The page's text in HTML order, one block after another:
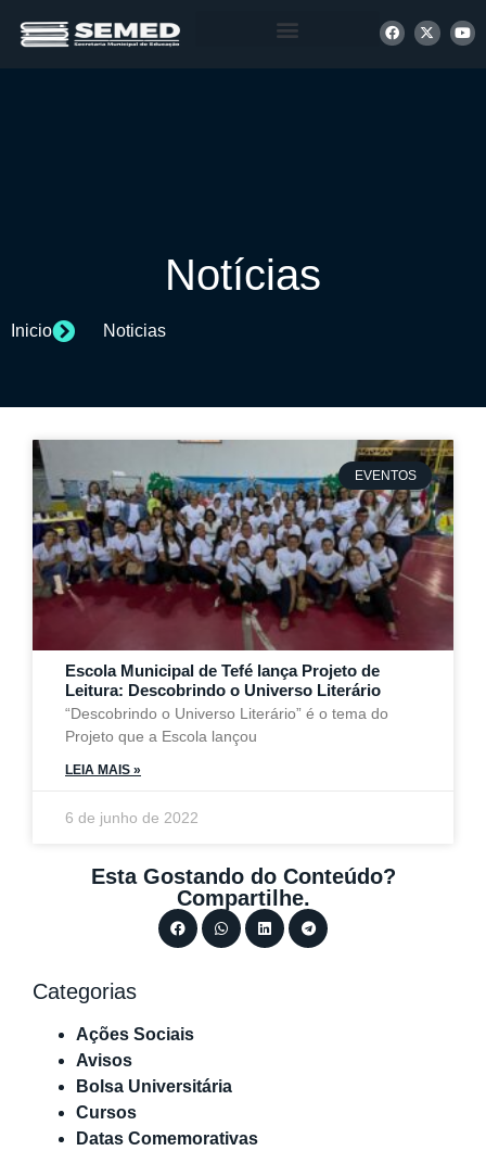
Notícias
Inicio Noticias
EVENTOS
Escola Municipal de Tefé lança Projeto de
Leitura: Descobrindo o Universo Literário
“Descobrindo o Universo Literário” é o tema do
Projeto que a Escola lançou
LEIA MAIS »
6 de junho de 2022
Esta Gostando do Conteúdo?
Compartilhe.
Categorias
Ações Sociais
Avisos
Bolsa Universitária
Cursos
Datas Comemorativas